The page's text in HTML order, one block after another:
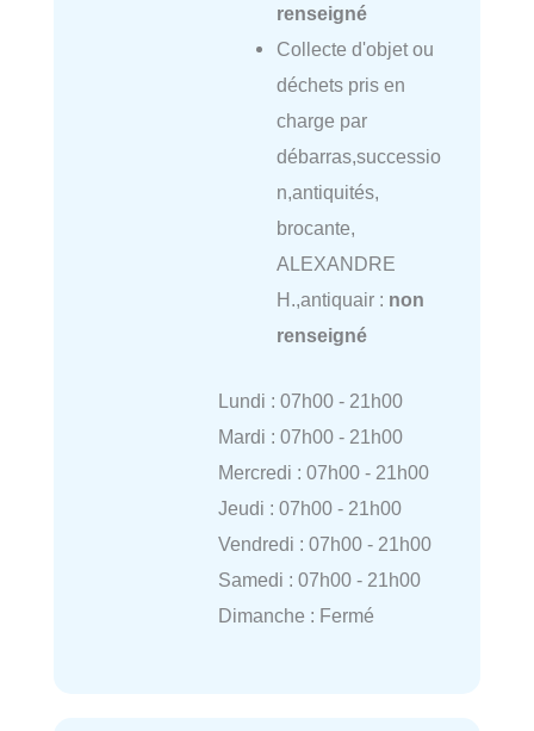
renseigné
Collecte d'objet ou
déchets pris en
charge par
débarras,successio
n,antiquités,
brocante,
ALEXANDRE
H.,antiquair : non
renseigné
Lundi : 07h00 - 21h00
Mardi : 07h00 - 21h00
Mercredi : 07h00 - 21h00
Jeudi : 07h00 - 21h00
Vendredi : 07h00 - 21h00
Samedi : 07h00 - 21h00
Dimanche : Fermé